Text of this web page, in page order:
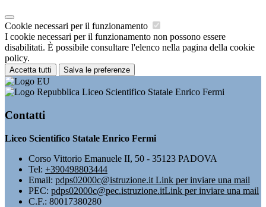
Cookie necessari per il funzionamento
I cookie necessari per il funzionamento non possono essere
disabilitati. È possibile consultare l'elenco nella pagina della cookie
policy.
Accetta tutti Salva le preferenze
Liceo Scientifico Statale Enrico Fermi
Contatti
Liceo Scientifico Statale Enrico Fermi
Corso Vittorio Emanuele II, 50 - 35123 PADOVA
Tel: +390498803444
Email: pdps02000c@istruzione.it Link per inviare una mail
PEC: pdps02000c@pec.istruzione.itLink per inviare una mail
C.F.: 80017380280